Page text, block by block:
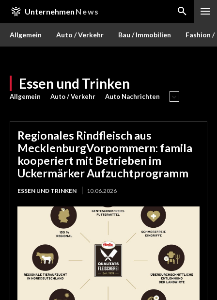
Unternehmen News
Allgemein Auto / Verkehr Bau / Immobilien Fashion /
Essen und Trinken
Allgemein Auto / Verkehr Auto Nachrichten
Regionales Rindfleisch aus
MecklenburgVorpommern: famila
kooperiert mit Betrieben im
Uckermärker Aufzuchtprogramm
ESSEN UND TRINKEN 10.06.2026